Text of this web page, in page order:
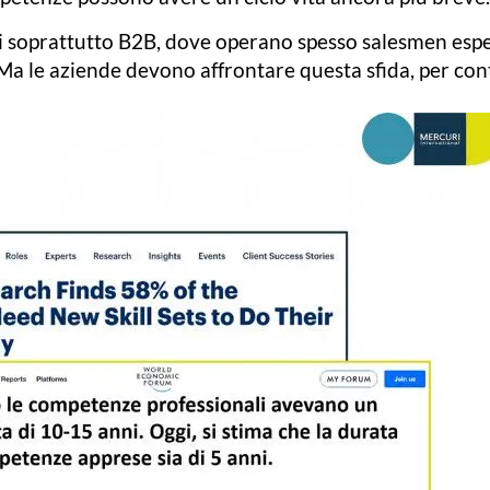
B2B, dove operano spesso salesmen
le aziende devono affrontare questa sfida, per